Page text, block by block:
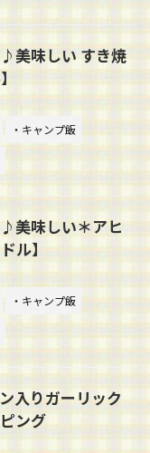
♪美味しい すき焼
・キャンプ飯
♪美味しい＊アヒ
ル】
・キャンプ飯
入りガーリック
ング